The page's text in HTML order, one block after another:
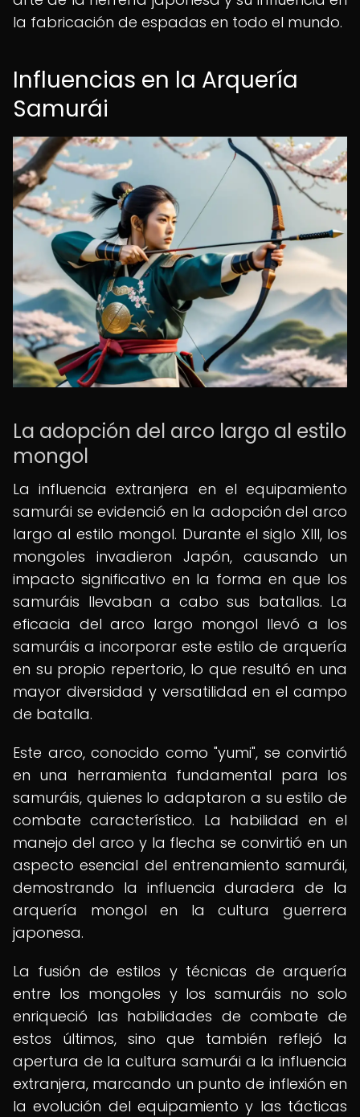
la fabricación de espadas en todo el mundo.
Influencias en la Arquería
Samurái
La adopción del arco largo al estilo
mongol
La influencia extranjera en el equipamiento
samurái se evidenció en la adopción del arco
largo al estilo mongol. Durante el siglo XIII, los
mongoles invadieron Japón, causando un
impacto significativo en la forma en que los
samuráis llevaban a cabo sus batallas. La
eficacia del arco largo mongol llevó a los
samuráis a incorporar este estilo de arquería
en su propio repertorio, lo que resultó en una
mayor diversidad y versatilidad en el campo
de batalla.
Este arco, conocido como "yumi", se convirtió
en una herramienta fundamental para los
samuráis, quienes lo adaptaron a su estilo de
combate característico. La habilidad en el
manejo del arco y la flecha se convirtió en un
aspecto esencial del entrenamiento samurái,
demostrando la influencia duradera de la
arquería mongol en la cultura guerrera
japonesa.
La fusión de estilos y técnicas de arquería
entre los mongoles y los samuráis no solo
enriqueció las habilidades de combate de
estos últimos, sino que también reflejó la
apertura de la cultura samurái a la influencia
extranjera, marcando un punto de inflexión en
la evolución del equipamiento y las tácticas